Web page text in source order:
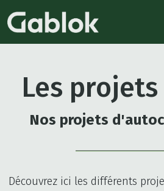
Les
Nos projets
Découvrez ici les différents